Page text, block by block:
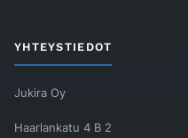
YHTEYSTIEDOT
Jukira Oy
Haarlankatu 4 B 2